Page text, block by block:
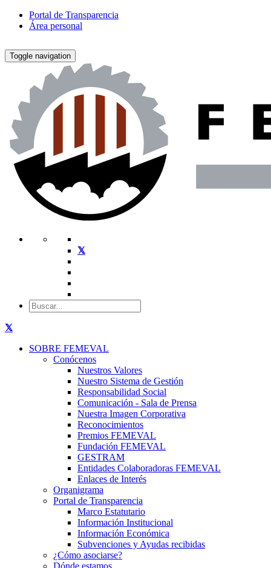
Portal de Transparencia
Área personal
Toggle navigation
SOBRE FEMEVAL
Conócenos
Nuestros Valores
Nuestro Sistema de Gestión
Responsabilidad Social
Comunicación - Sala de Prensa
Nuestra Imagen Corporativa
Reconocimientos
Premios FEMEVAL
Fundación FEMEVAL
GESTRAM
Entidades Colaboradoras FEMEVAL
Enlaces de Interés
Organigrama
Portal de Transparencia
Marco Estatutario
Información Institucional
Información Económica
Subvenciones y Ayudas recibidas
¿Cómo asociarse?
Dónde estamos